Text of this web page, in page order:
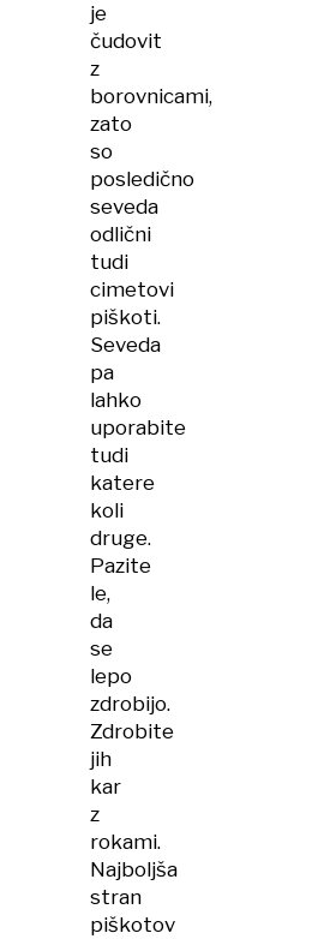
je
čudovit
z
borovnicami,
zato
so
posledično
seveda
odlični
tudi
cimetovi
piškoti.
Seveda
pa
lahko
uporabite
tudi
katere
koli
druge.
Pazite
le,
da
se
lepo
zdrobijo.
Zdrobite
jih
kar
z
rokami.
Najboljša
stran
piškotov